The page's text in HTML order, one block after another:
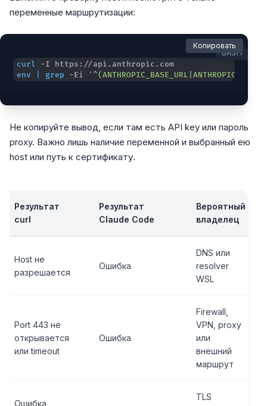
переменные маршрутизации:
BASH
curl
env
grep -Ei
Копировать
Не копируйте вывод, если там есть API key или пароль
proxy. Важно лишь наличие переменной и выбранный ею
host или путь к сертификату.
Результат
curl
Результат
Claude Code
Вероятный
владелец
Host не
разрешается
Ошибка
DNS или
resolver
WSL
Port 443 не
открывается
или timeout
Ошибка
Firewall,
VPN, proxy
или
внешний
маршрут
Ошибка
TLS